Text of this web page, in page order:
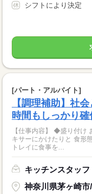
シフトにより決定
[パート・アルバイト]
【調理補助】社
時間もしっかり確
【仕事内容】 ◆盛り付け
キサーにかけたりと 食形
トレイに食事を...
キッチンスタッフ
神奈川県茅ヶ崎市